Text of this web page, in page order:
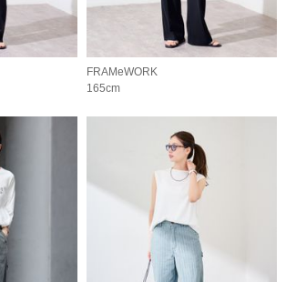
FRAMeWORK
165cm